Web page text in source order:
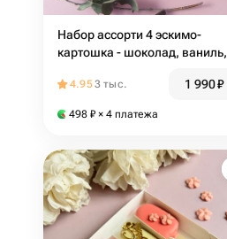
Набор ассорти 4 эскимо-
картошка - шоколад, ваниль,
4.953 тыс. 1 990₽
498 ₽ × 4 платежа